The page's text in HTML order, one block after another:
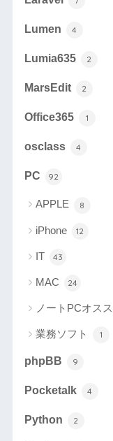
Lumen 4
Lumia635 2
MarsEdit 2
Office365 1
osclass 4
PC 92
APPLE 8
iPhone 12
IT 43
MAC 24
ノートPCオス
業務ソフト 1
phpBB 9
Pocketalk 4
Python 2